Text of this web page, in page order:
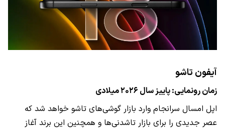
آیفون تاشو
زمان رونمایی: پاییز سال ۲۰۲۶ میلادی
اپل امسال سرانجام وارد بازار گوشی‌های تاشو خواهد شد که
عصر جدیدی را برای بازار تاشدنی‌ها و همچنین این برند آغاز